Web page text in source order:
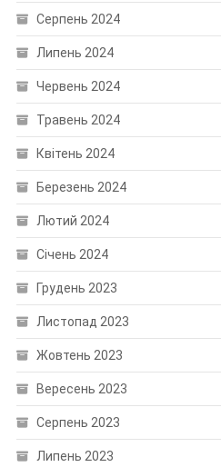
Серпень 2024
Липень 2024
Червень 2024
Травень 2024
Квітень 2024
Березень 2024
Лютий 2024
Січень 2024
Грудень 2023
Листопад 2023
Жовтень 2023
Вересень 2023
Серпень 2023
Липень 2023